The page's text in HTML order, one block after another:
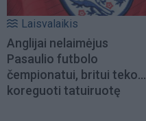
Laisvalaikis
Anglijai nelaimėjus
Pasaulio futbolo
čempionatui, britui teko...
koreguoti tatuiruotę